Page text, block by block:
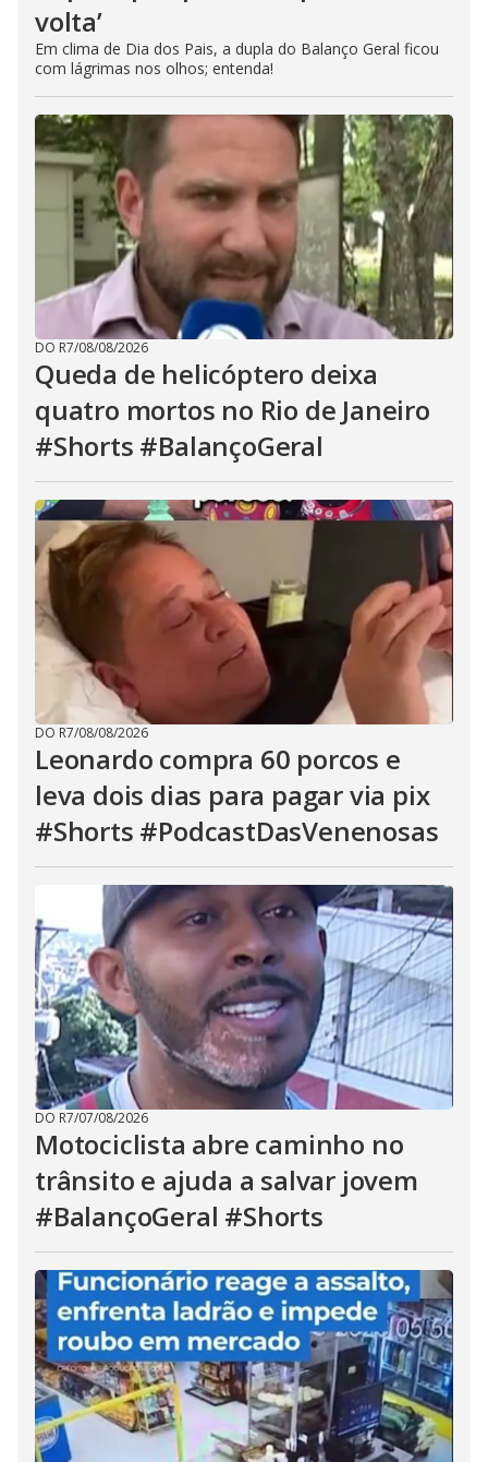
volta’
Em clima de Dia dos Pais, a dupla do Balanço Geral ficou
com lágrimas nos olhos; entenda!
DO R7/08/08/2026
Queda de helicóptero deixa
quatro mortos no Rio de Janeiro
#Shorts #BalançoGeral
DO R7/08/08/2026
Leonardo compra 60 porcos e
leva dois dias para pagar via pix
#Shorts #PodcastDasVenenosas
DO R7/07/08/2026
Motociclista abre caminho no
trânsito e ajuda a salvar jovem
#BalançoGeral #Shorts